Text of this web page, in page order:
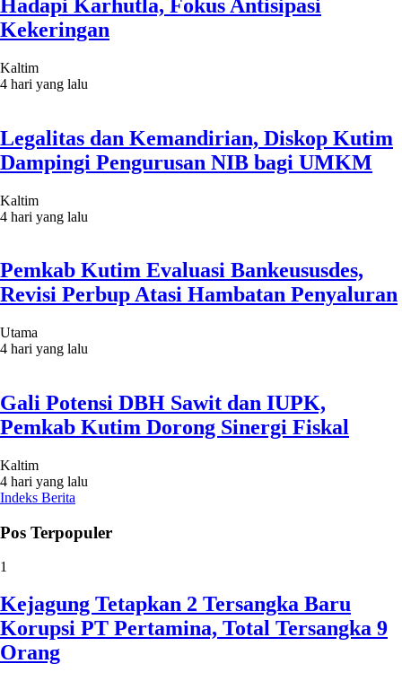
Hadapi Karhutla, Fokus Antisipasi
Kekeringan
Kaltim
4 hari yang lalu
Legalitas dan Kemandirian, Diskop Kutim
Dampingi Pengurusan NIB bagi UMKM
Kaltim
4 hari yang lalu
Pemkab Kutim Evaluasi Bankeususdes,
Revisi Perbup Atasi Hambatan Penyaluran
Utama
4 hari yang lalu
Gali Potensi DBH Sawit dan IUPK,
Pemkab Kutim Dorong Sinergi Fiskal
Kaltim
4 hari yang lalu
Indeks Berita
Pos Terpopuler
1
Kejagung Tetapkan 2 Tersangka Baru
Korupsi PT Pertamina, Total Tersangka 9
Orang